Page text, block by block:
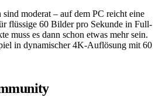
moderat – auf dem PC reicht eine
flüssige 60 Bilder pro Sekunde in Full-
muss es dann schon etwas mehr sein.
in dynamischer 4K-Auflösung mit 60